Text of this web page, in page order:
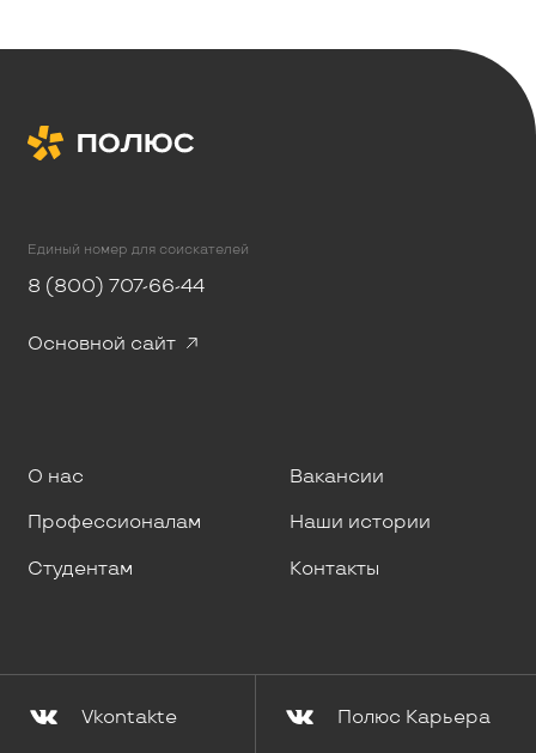
Единый номер для соискателей
8 (800) 707-66-44
Основной сайт
О нас Вакансии
Профессионалам Наши истории
Студентам Контакты
Vkontakte Полюс Карьера